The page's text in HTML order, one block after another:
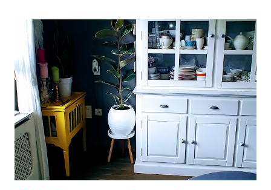
mengsel van zonnebloem-, lijnzaad- en koolzaadolie. Het bevat
Omega’s 3 & 6 die goed zijn voor hart en bloedvaten. Omega's 3
& 6 zijn meervoudig onverzadigde vetzuren, die het lichaam niet
zelf kan aanmaken. Ze dragen bij tot de instandhouding van een
normaal cholesterolgehalte in het bloed. Becel Dieetolie geeft
een optimale smaak aan uw gerechten, met behoud van de
smaak van uw originele ingrediënten. Naast warme toepassing
l...